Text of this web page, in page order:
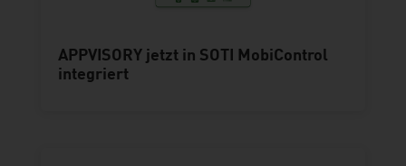
APPVISORY jetzt in SOTI MobiControl
integriert